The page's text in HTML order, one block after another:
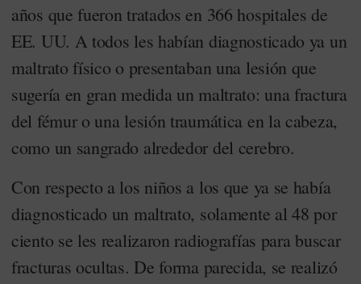
años que fueron tratados en 366 hospitales de
EE. UU. A todos les habían diagnosticado ya un
maltrato físico o presentaban una lesión que
sugería en gran medida un maltrato: una fractura
del fémur o una lesión traumática en la cabeza,
como un sangrado alrededor del cerebro.
Con respecto a los niños a los que ya se había
diagnosticado un maltrato, solamente al 48 por
ciento se les realizaron radiografías para buscar
fracturas ocultas. De forma parecida, se realizó